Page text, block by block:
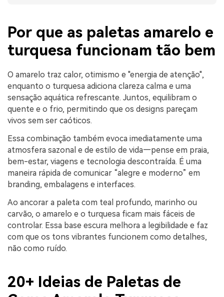
Por que as paletas amarelo e
turquesa funcionam tão bem
O amarelo traz calor, otimismo e "energia de atenção",
enquanto o turquesa adiciona clareza calma e uma
sensação aquática refrescante. Juntos, equilibram o
quente e o frio, permitindo que os designs pareçam
vivos sem ser caóticos.
Essa combinação também evoca imediatamente uma
atmosfera sazonal e de estilo de vida—pense em praia,
bem-estar, viagens e tecnologia descontraída. É uma
maneira rápida de comunicar “alegre e moderno” em
branding, embalagens e interfaces.
Ao ancorar a paleta com teal profundo, marinho ou
carvão, o amarelo e o turquesa ficam mais fáceis de
controlar. Essa base escura melhora a legibilidade e faz
com que os tons vibrantes funcionem como detalhes,
não como ruído.
20+ Ideias de Paletas de